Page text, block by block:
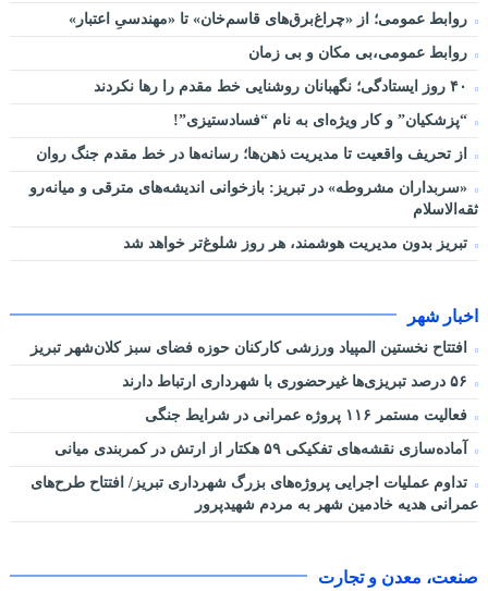
روابط عمومی؛ از «چراغ‌برق‌های قاسم‌خان» تا «مهندسیِ اعتبار»
روابط عمومی،بی مکان و بی زمان
“پزشکیان” و کار ویژه‌ای به نام “فسادستیزی”!
از تحریف واقعیت تا مدیریت ذهن‌ها؛ رسانه‌ها در خط مقدم جنگ روان
«سربداران مشروطه» در تبریز: بازخوانی اندیشه‌های مترقی و میانه‌رو
ثقه‌الاسلام
تبریز بدون مدیریت هوشمند، هر روز شلوغ‌تر خواهد شد
اخبار شهر
افتتاح نخستین المپیاد ورزشی کارکنان حوزه فضای سبز کلان‌شهر تبریز
فعالیت مستمر ۱۱۶ پروژه عمرانی در شرایط جنگی
آماده‌سازی نقشه‌های تفکیکی ۵۹ هکتار از ارتش در کمربندی میانی
تداوم عملیات اجرایی پروژه‌های بزرگ شهرداری تبریز/ افتتاح طرح‌های
عمرانی هدیه خادمین شهر به مردم شهیدپرور
صنعت، معدن و تجارت